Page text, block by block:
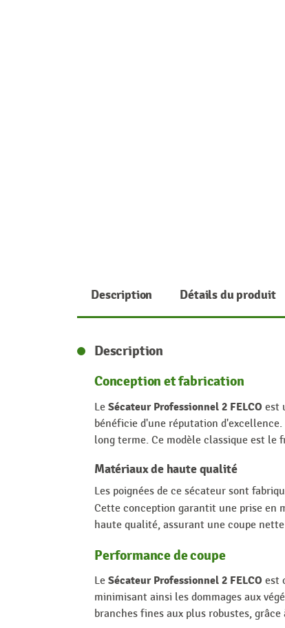
Description Détails du produit
Description
Conception et fabrication
Le Sécateur Professionnel 2 FELCO est
bénéficie d'une réputation
long terme. Ce modèle classique est le
Matériaux de haute qualité
Les poignées de ce sécateur sont
Cette conception garantit une prise en
haute qualité, assurant une coupe
Performance de coupe
Le Sécateur Professionnel 2 FELCO est
minimisant ainsi les dommages aux
branches fines aux plus robustes,